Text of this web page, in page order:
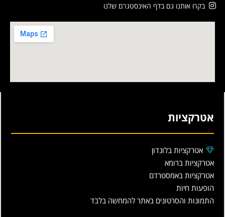
בקרו אותנו גם בדף האינסטגרם שלנו
אטרקציות
אטרקציות בלונדון
אטרקציות ברומא
אטרקציות באמסטרדם
הופעות חיות
התמונות והסרטונים באתר להמחשה בלבד